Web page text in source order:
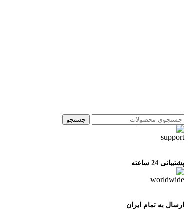
جستجو
پشتیبانی 24 ساعته
ارسال به تمام ایران